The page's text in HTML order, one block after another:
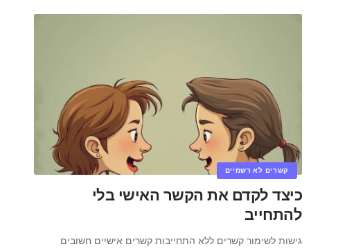
קשרים לא רשמיים
כיצד לקדם את הקשר האישי בלי
להתחייב
גישות לשימור קשרים ללא התחייבות קשרים אישיים חשובים